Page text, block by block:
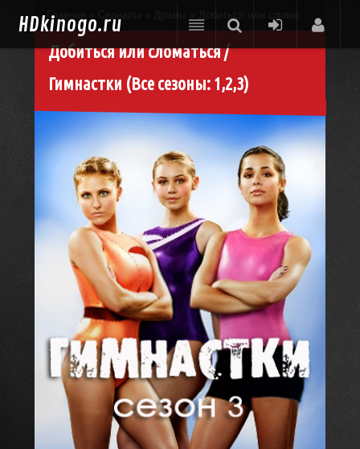
HDkinogo.ru
Главная
Добиться или сломаться /
Гимнастки (Все сезоны: 1,2,3)